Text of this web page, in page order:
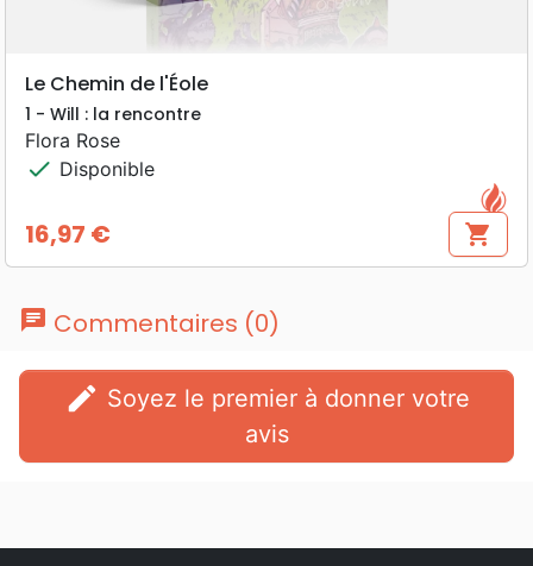
Le Chemin de l'Éole
1 - Will : la rencontre
Flora Rose
check Disponible
Prix
16,97 € shopping_cart
chat Commentaires (0)
edit
avis